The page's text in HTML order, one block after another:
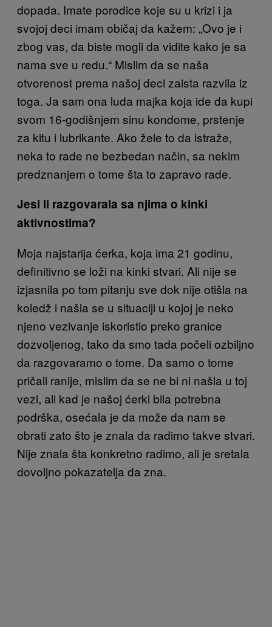
dopada. Imate porodice koje su u krizi i ja
svojoj deci imam običaj da kažem: „Ovo je i
zbog vas, da biste mogli da vidite kako je sa
nama sve u redu.“ Mislim da se naša
otvorenost prema našoj deci zaista razvila iz
toga. Ja sam ona luda majka koja ide da kupi
svom 16-godišnjem sinu kondome, prstenje
za kitu i lubrikante. Ako žele to da istraže,
neka to rade ne bezbedan način, sa nekim
predznanjem o tome šta to zapravo rade.
Jesi li razgovarala sa njima o kinki
aktivnostima?
Moja najstarija ćerka, koja ima 21 godinu,
definitivno se loži na kinki stvari. Ali nije se
izjasnila po tom pitanju sve dok nije otišla na
koledž i našla se u situaciji u kojoj je neko
njeno vezivanje iskoristio preko granice
dozvoljenog, tako da smo tada počeli ozbiljno
da razgovaramo o tome. Da samo o tome
pričali ranije, mislim da se ne bi ni našla u toj
vezi, ali kad je našoj ćerki bila potrebna
podrška, osećala je da može da nam se
obrati zato što je znala da radimo takve stvari.
Nije znala šta konkretno radimo, ali je sretala
dovoljno pokazatelja da zna.